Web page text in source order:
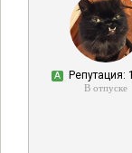
А Репутация:
В отпуске